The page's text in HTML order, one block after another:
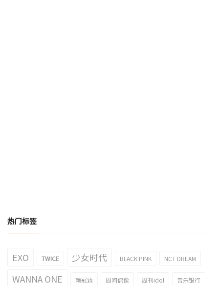
热门标签
EXO TWICE 少女时代 BLACK PINK NCT DREAM
WANNA ONE 赖冠霖 周间偶像 周刊idol 音乐银行